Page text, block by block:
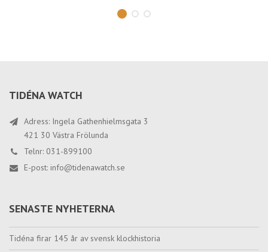
TIDÉNA WATCH
Adress: Ingela Gathenhielmsgata 3
421 30 Västra Frölunda
Telnr: 031-899100
E-post: info@tidenawatch.se
SENASTE NYHETERNA
Tidéna firar 145 år av svensk klockhistoria